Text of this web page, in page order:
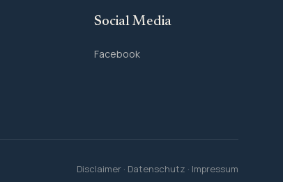
Social Media
Facebook
Disclaimer · Datenschutz · Impressum